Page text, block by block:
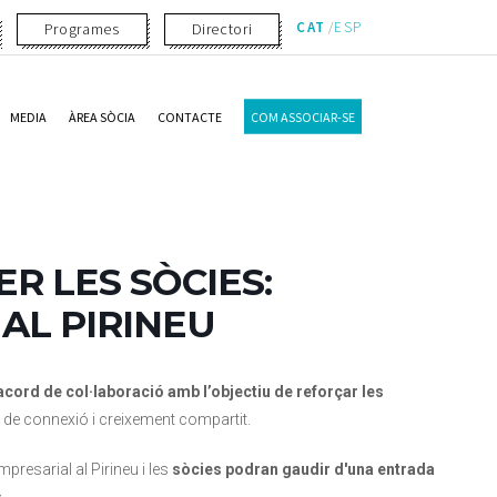
Programes Directori CAT ESP
MEDIA ÀREA SÒCIA CONTACTE COM ASSOCIAR-SE
LES SÒCIES:
PIRINEU
de col·laboració amb l’objectiu de reforçar les
connexió i creixement compartit.
al Pirineu i les sòcies podran gaudir d'una entrada